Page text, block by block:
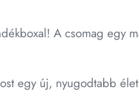
A csomag egy
egy új, nyugodtabb